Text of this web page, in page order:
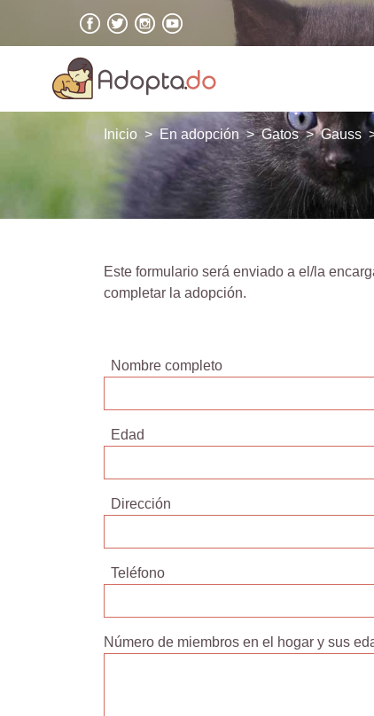
Inicio En adopción Gatos Gauss
Este formulario será enviado a el/la
completar la adopción.
Nombre completo
Edad
Dirección
Teléfono
Número de miembros en el hogar y sus